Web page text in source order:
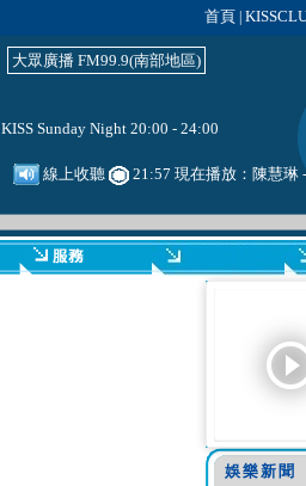
首頁
大眾廣播 FM99.9(南部地區)
KISS Sunday Night 20:00 - 24:00
線上收聽 21:57 現在播放： 陳慧琳
娛樂新聞